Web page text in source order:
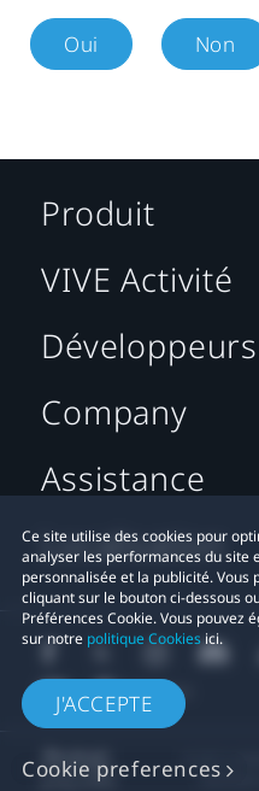
Oui Non
Ce site utilise des cookies pour
analyser les performances du site
personnalisée et la publicité. Vous
cliquant sur le bouton ci-dessous
Préférences Cookie. Vous
sur notre politique Cookiesici.
J'ACCEPTE
Cookie preferences
Produit
VIVE Activité
Company
Assistance
Localisation
Mentions